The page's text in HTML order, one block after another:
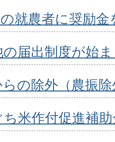
就農者に奨励
届出制度が始
の除外（農振
米作付促進補